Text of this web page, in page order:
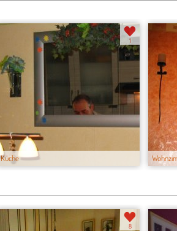
Küche
1
8